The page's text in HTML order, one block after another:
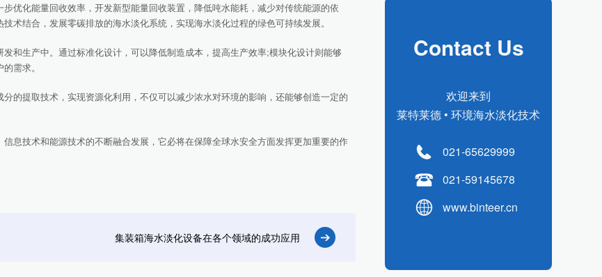
化能量回收效率，开发新型能量回收装置，降低吨水能耗，减少对传统能源的依
术结合，发展零碳排放的海水淡化系统，实现海水淡化过程的绿色可持续发展。
生产中。通过标准化设计，可以降低制造成本，提高生产效率;模块化设计则能够
需求。
提取技术，实现资源化利用，不仅可以减少浓水对环境的影响，还能够创造一定的
技术和能源技术的不断融合发展，它必将在保障全球水安全方面发挥更加重要的作
集装箱海水淡化设备在各个领域的成功应用
Contact Us
欢迎来到
莱特莱德 • 环境海水淡化技术
021-65629999
021-59145678
www.binteer.cn